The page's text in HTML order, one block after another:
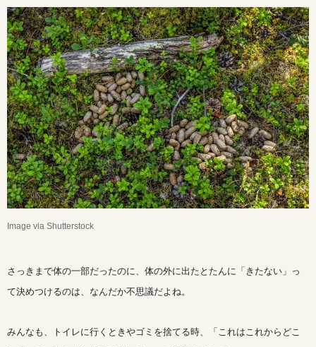
Image via Shutterstock
さっきまで体の一部だったのに、体の外に出たとたんに「きたない」っ
て決めつけるのは、なんだか不思議だよね。
みんなも、トイレに行くときやゴミを捨てる時、「これはこれからどこ